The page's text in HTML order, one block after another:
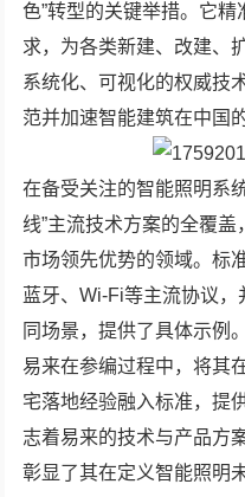
色”转型的关键举措。它
求，为各类新建、改建、
系统化、可视化的权威技
范并加速智能建筑在中国
在备受关注的智能照明系
线”主流技术方案的全覆
市场领先优势的领域。标
蓝牙、Wi-Fi等主流协议
同场景，提供了具体示例。
易来在参编过程中，将其
宅落地经验融入标准，提
志着易来的技术与产品方
彰显了其在定义智能照明